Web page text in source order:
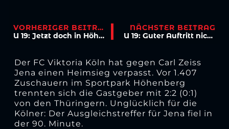
VORHERIGER BEITRAG
U 19: Jetzt doch in Höhenberg
NÄCHSTER BEITRAG
U 19: Guter Auftritt nicht mit Punkten belohnt
Der FC Viktoria Köln hat gegen Carl Zeiss
Jena einen Heimsieg verpasst. Vor 1.407
Zuschauern im Sportpark Höhenberg
trennten sich die Gastgeber mit 2:2 (0:1)
von den Thüringern. Unglücklich für die
Kölner: Der Ausgleichstreffer für Jena fiel in
der 90. Minute.